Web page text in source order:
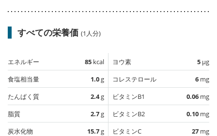
すべての栄養価 (1人分)
エネルギー 85 kcal
食塩相当量
1.0g
たんぱく質
2.4g
脂質
2.7g
炭水化物
15.7g
ヨウ素 5 µg
コレステロール
6 mg
ビタミンB1
0.06 mg
ビタミンB2
0.10 mg
ビタミンC
27 mg